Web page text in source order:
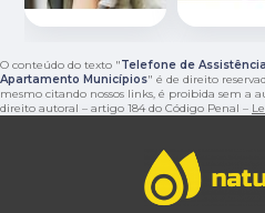
O conteúdo do texto "Telefone de
Apartamento Municípios" é de direito
mesmo citando nossos links, é proibida sem a
direito autoral – artigo 184 do Código Penal –